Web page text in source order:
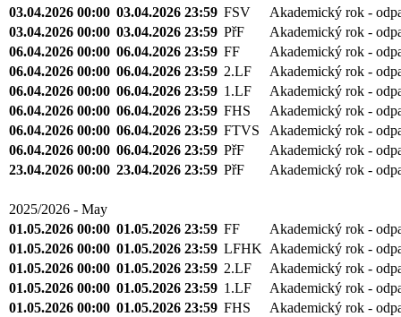
03.04.2026 00:00 03.04.2026 23:59 FSV
Akademický rok -
03.04.2026 00:00 03.04.2026 23:59 PřF
Akademický rok -
06.04.2026 00:00 06.04.2026 23:59 FF
Akademický rok -
06.04.2026 00:00 06.04.2026 23:59 2.LF
Akademický rok -
06.04.2026 00:00 06.04.2026 23:59 1.LF
Akademický rok -
06.04.2026 00:00 06.04.2026 23:59 FHS
Akademický rok -
06.04.2026 00:00 06.04.2026 23:59 FTVS
Akademický rok -
06.04.2026 00:00 06.04.2026 23:59 PřF
Akademický rok -
23.04.2026 00:00 23.04.2026 23:59 PřF Akademický rok -
2025/2026 - May
01.05.2026 00:00 01.05.2026 23:59 FF
Akademický rok -
01.05.2026 00:00 01.05.2026 23:59 LFHK Akademický rok -
01.05.2026 00:00 01.05.2026 23:59 2.LF
Akademický rok -
01.05.2026 00:00 01.05.2026 23:59 1.LF
Akademický rok -
01.05.2026 00:00 01.05.2026 23:59 FHS
Akademický rok -